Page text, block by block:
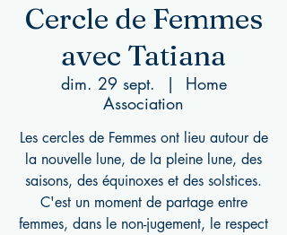
Cercle de Femmes
avec Tatiana
dim. 29 sept.
  |
Home
Association
Les cercles de Femmes ont lieu autour de
la nouvelle lune, de la pleine lune, des
saisons, des équinoxes et des solstices.
C'est un moment de partage entre
femmes, dans le non-jugement, le respect